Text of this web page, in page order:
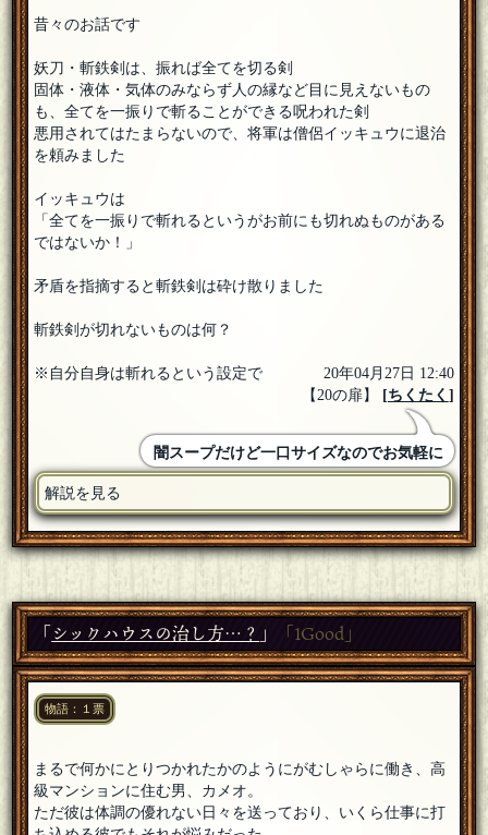
昔々のお話です
妖刀・斬鉄剣は、振れば全てを切る剣
固体・液体・気体のみならず人の縁など目に見えないもの
も、全てを一振りで斬ることができる呪われた剣
悪用されてはたまらないので、将軍は僧侶イッキュウに退治
を頼みました
イッキュウは
「全てを一振りで斬れるというがお前にも切れぬものがある
ではないか！」
矛盾を指摘すると斬鉄剣は砕け散りました
斬鉄剣が切れないものは何？
※自分自身は斬れるという設定で
20年04月27日 12:40
【20の扉】 [ちくたく ]
闇スープだけど一口サイズなのでお気軽に
解説を見る
「シックハウスの治し方…？ 」 「1Good」
物語：１票
まるで何かにとりつかれたかのようにがむしゃらに働き、高
級マンションに住む男、カメオ。
ただ彼は体調の優れない日々を送っており、いくら仕事に打